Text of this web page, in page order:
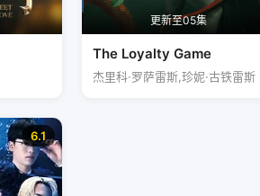
更新至05集
The Loyalty Game
杰里科·罗萨雷斯,珍妮·古铁雷斯
6.1